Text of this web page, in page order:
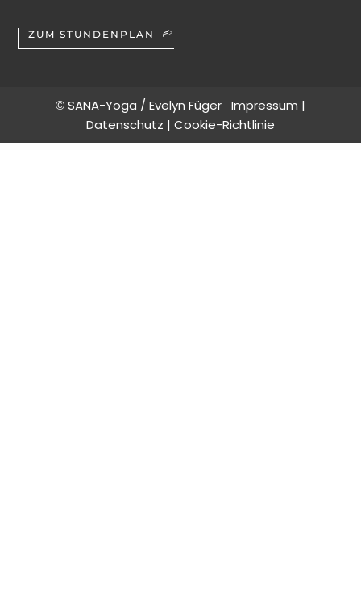
ZUM STUNDENPLAN
© SANA-Yoga / Evelyn Füger Impressum |
Datenschutz | Cookie-Richtlinie